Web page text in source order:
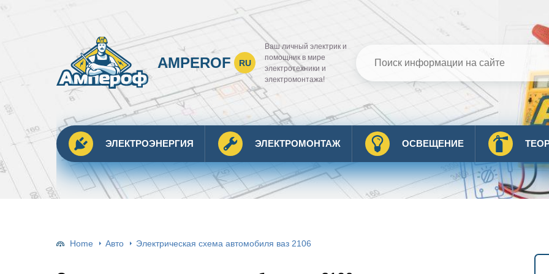
AMPEROF RU
Ваш личный электрик и
помощник в мире
электротехники и
электромонтажа!
ЭЛЕКТРОЭНЕРГИЯ ЭЛЕКТРОМОНТАЖ ОСВЕЩЕНИЕ
Home Авто Электрическая схема автомобиля ваз 2106